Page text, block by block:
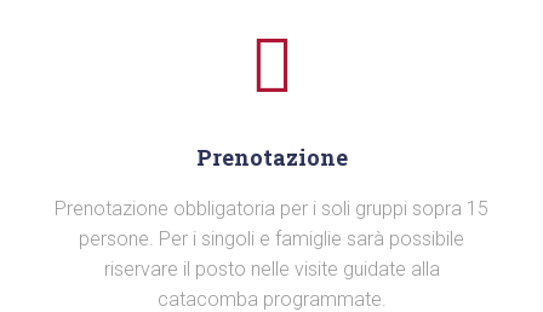
Prenotazione
Prenotazione obbligatoria per i soli gruppi sopra 15
persone. Per i singoli e famiglie sarà possibile
riservare il posto nelle visite guidate alla
catacomba programmate.